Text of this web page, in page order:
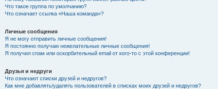
Что такое группа по умолчанию?
Что означает ссылка «Наша команда»?
Личные сообщения
Я не могу отправить личные сообщения!
Я постоянно получаю нежелательные личные сообщения!
Я получил спам или оскорбительный email от кого-то с этой конференции!
Друзья и недруги
Что означают списки друзей и недругов?
Как мне добавлять/удалять пользователей в списках моих друзей и недругов?